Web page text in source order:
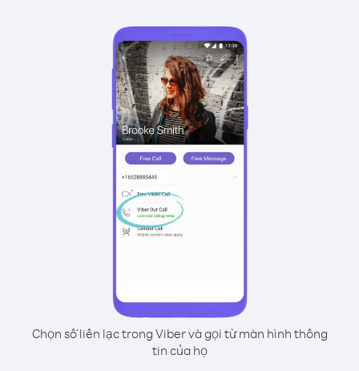
Chọn số liên lạc trong Viber và gọi từ màn hình thông
tin của họ